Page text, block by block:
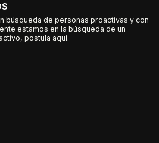
búsqueda de personas proactivas y con
estamos en la búsqueda de un
postula aquí.